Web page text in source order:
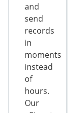
and
send
records
in
moments
instead
of
hours.
Our